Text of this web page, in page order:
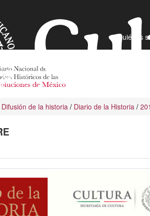
¿Quiénes
Difusión de la historia / Diario de la Historia /